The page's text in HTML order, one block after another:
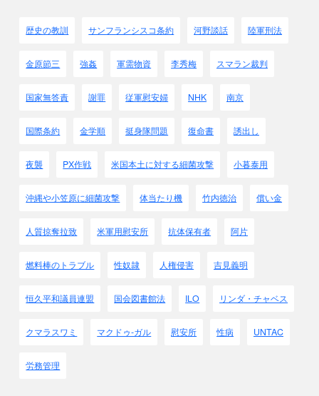
1943年3月、日増しに深刻化する食糧不足の解決のために、
船で東沖に連れ出して海に投げ込んだりした。
だ。
●謝永光さんの話 ｢戦時日軍在香港暴行｣の著者
精算し切れないひどい事をやった。
イギリス軍は降伏したのに、
必要のないことをやって犠牲者を出した。
強制疎開をさせた。
その間にいた男や女を捕まえると
当然だが、親を失った子どもは飢えて死んだ。
道路の脇のゴミの中に子どもの頭があったとか、
歴史の教訓 サンフランシスコ条約 河野談話 陸軍刑法
金原節三 強姦 軍需物資 李秀梅 スマラン裁判
国家無答責 謝罪 従軍慰安婦 NHK 南京
国際条約 金学順 挺身隊問題 復命書 誘出し
夜襲 PX作戦 米国本土に対する細菌攻撃 小暮泰用
沖縄や小笠原に細菌攻撃 体当たり機 竹内徳治 償い金
人質掠奪拉致 米軍用慰安所 抗体保有者 阿片
燃料棒のトラブル 性奴隷 人権侵害 吉見義明
恒久平和議員連盟 国会図書館法 ILO リンダ・チャベス
クマラスワミ マクドゥ-ガル 慰安所 性病 UNTAC
労務管理